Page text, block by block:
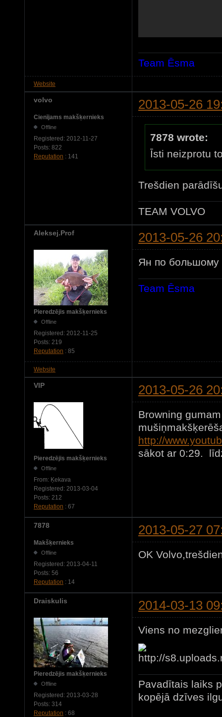
Team Ēsma
Website
volvo 2013-05-26
Cienījams makšķernieks
Offline
Registered: 2012-11-27
Posts: 822
Reputation : 141
7878 wrote:
Īsti neizprotu
Trešdien
TEAM VOLVO
Aleksej.Prof 2013-05-26
Pieredzējis makšķernieks
Offline
Registered: 2012-11-25
Posts: 219
Reputation : 85
Ян по большому
Team Ēsma
Website
VIP 2013-05-26
Pieredzējis makšķernieks
Offline
From: Ķekava
Registered: 2013-03-04
Posts: 212
Reputation : 67
Browning
http://
sākot ar 0:29.
7878 2013-05-27
Makšķernieks
Offline
Registered: 2013-04-11
Posts: 56
Reputation : 14
OK
Draiskulis 2014-03-13
Pieredzējis makšķernieks
Offline
Registered: 2013-03-28
Posts: 314
Reputation : 68
Viens no
Pavadītais laiks
kopējā dzīves